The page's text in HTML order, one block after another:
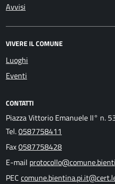
Avvisi
VIVERE IL COMUNE
Luoghi
Eventi
CONTATTI
Piazza Vittorio Emanuele II° n.
Tel.0587758411
Fax0587758428
E-mail
PEC